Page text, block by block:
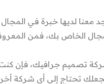
معنا لديها خبرة في
الخاص بك، فمن
تصميم جرافيك، فإن
تحتاج إلي أي شركة